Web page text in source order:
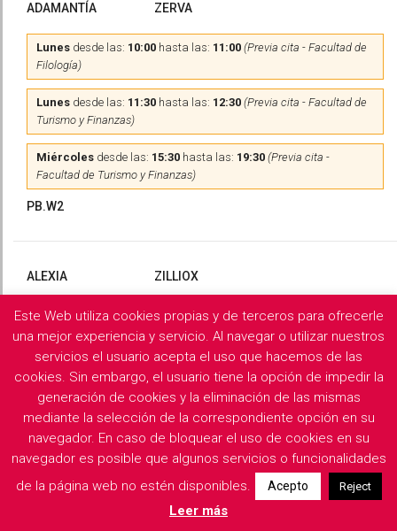
ADAMANTÍA ZERVA
Lunes desde las: 10:00 hasta las: 11:00 (Previa cita - Facultad de
Filología)
Lunes desde las: 11:30 hasta las: 12:30 (Previa cita - Facultad de
Turismo y Finanzas)
Miércoles desde las: 15:30 hasta las: 19:30 (Previa cita -
Facultad de Turismo y Finanzas)
PB.W2
ALEXIA ZILLIOX
Martes yMiércolesdesde las:10:00hasta las:13:00 (Previa
cita)
PB.X2
Filología Griega y Latina
Descargar horarios de consulta del departamento
Este Web utiliza cookies propias y de terceros para ofrecerle
una mejor experiencia y servicio. Al navegar o utilizar nuestros
servicios el usuario acepta el uso que hacemos de las
cookies. Sin embargo, el usuario tiene la opción de impedir la
generación de cookies y la eliminación de las mismas
mediante la selección de la correspondiente opción en su
navegador. En caso de bloquear el uso de cookies en su
navegador es posible que algunos servicios o funcionalidades
de la página web no estén disponibles.
Acepto Reject
Leer más